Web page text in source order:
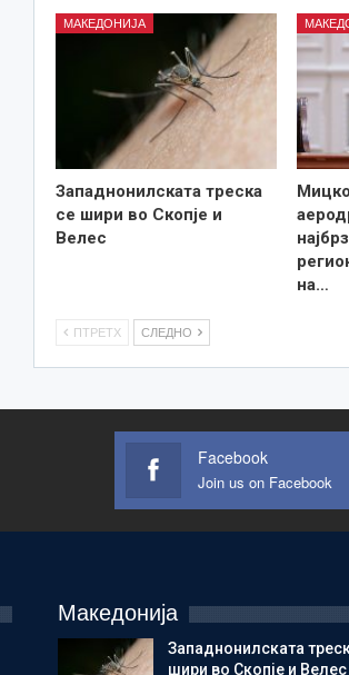
МАКЕДОНИЈА
Западнонилската треска
се шири во Скопје и
Велес
на…
ПТРЕТХ СЛЕДНО
Facebook
Join us on Facebook
Македонија
Западнонилската
шири во Скопје и Велес